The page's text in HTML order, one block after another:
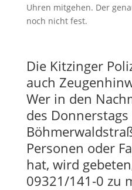
Uhren mitgehen. Der
noch nicht fest.
Die Kitzinger
auch
Wer in den
des
Personen oder
hat, wird
09321/141-0 zu